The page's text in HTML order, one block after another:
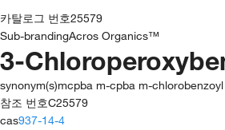
카탈로그 번호25579
Sub-brandingAcros Organics™
3-
synonym(s)mcpba m-cpba m-
참조 번호C25579
cas937-14-4